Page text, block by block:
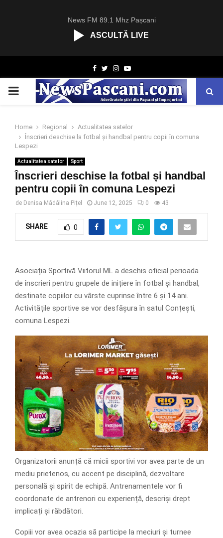
News FM 89.1 Mhz Pașcani
ASCULTĂ LIVE
Facebook
TwitterInstagram
Youtube
PRIMARY
Home Regional
Actualitatea satelor
Înscrieri deschise la fotbal și handbal pentru copii în comuna
Lespezi
Actualitatea satelor Sport
Înscrieri deschise la fotbal și handbal
pentru copii în comuna Lespezi
de Denisa Mădălina Pițel June 12, 2025 0 43
SHARE 0
Asociația Sportivă Viitorul ML a deschis oficial perioada
de înscrieri pentru grupele de inițiere în fotbal și handbal,
destinate copiilor cu vârste cuprinse între 6 și 14 ani.
Activitățile sportive se vor desfășura în satul Conțești,
comuna Lespezi.
Organizatorii anunță că micii sportivi vor avea parte de un
mediu prietenos, cu accent pe disciplină, dezvoltare
personală și spirit de echipă. Antrenamentele vor fi
coordonate de antrenori cu experiență, descriși drept
implicați și răbdători.
Copiii vor avea ocazia să participe la meciuri și turnee